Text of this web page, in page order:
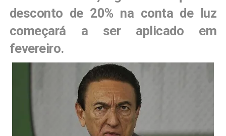
desconto de 20% na conta de luz
começará a ser aplicado em
fevereiro.